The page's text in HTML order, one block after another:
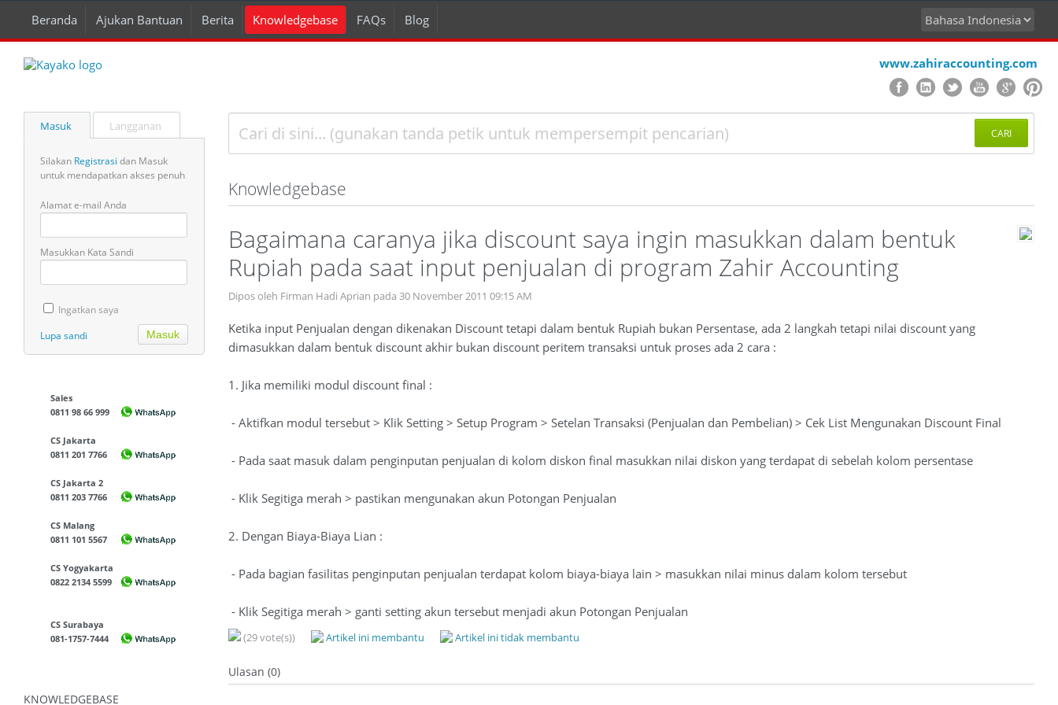
Beranda Ajukan Bantuan Berita Knowledgebase FAQs Blog
www.zahiraccounting.com
Masuk Langganan
Silakan Registrasi dan Masuk
untuk mendapatkan akses penuh
Alamat e-mail Anda
Masukkan Kata Sandi
Ingatkan saya
Lupa sandi
Sales
0811 98 66 999
CS Jakarta
0811 201 7766
CS Jakarta 2
0811 203 7766
CS Malang
0811 101 5567
CS Yogyakarta
0822 2134 5599
CS Surabaya
081-1757-7444
KNOWLEDGEBASE
CARI
Knowledgebase
Bagaimana caranya jika discount saya ingin masukkan dalam bentuk
Rupiah pada saat input penjualan di program Zahir Accounting
Dipos oleh Firman Hadi Aprian pada 30 November 2011 09:15 AM
Ketika input Penjualan dengan dikenakan Discount tetapi dalam bentuk Rupiah bukan Persentase, ada 2 langkah tetapi nilai discount yang
dimasukkan dalam bentuk discount akhir bukan discount peritem transaksi untuk proses ada 2 cara :
1. Jika memiliki modul discount final :
- Aktifkan modul tersebut > Klik Setting > Setup Program > Setelan Transaksi (Penjualan dan Pembelian) > Cek List Mengunakan Discount Final
- Pada saat masuk dalam penginputan penjualan di kolom diskon final masukkan nilai diskon yang terdapat di sebelah kolom persentase
- Klik Segitiga merah > pastikan mengunakan akun Potongan Penjualan
2. Dengan Biaya-Biaya Lian :
- Pada bagian fasilitas penginputan penjualan terdapat kolom biaya-biaya lain > masukkan nilai minus dalam kolom tersebut
- Klik Segitiga merah > ganti setting akun tersebut menjadi akun Potongan Penjualan
(29 vote(s)) Artikel ini membantu Artikel ini tidak membantu
Ulasan (0)